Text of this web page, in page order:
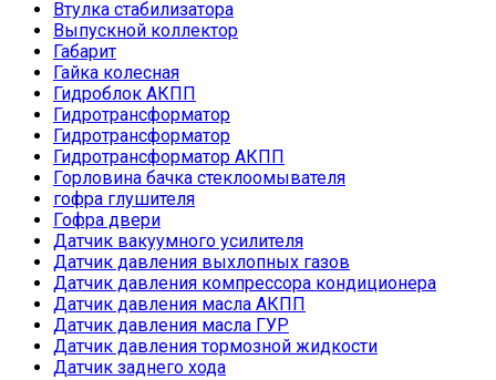
Втулка стабилизатора
Выпускной коллектор
Габарит
Гайка колесная
Гидроблок АКПП
Гидротрансформатор
Гидротрансформатор
Гидротрансформатор АКПП
Горловина бачка стеклоомывателя
гофра глушителя
Гофра двери
Датчик вакуумного усилителя
Датчик давления выхлопных газов
Датчик давления компрессора кондиционера
Датчик давления масла АКПП
Датчик давления масла ГУР
Датчик давления тормозной жидкости
Датчик заднего хода